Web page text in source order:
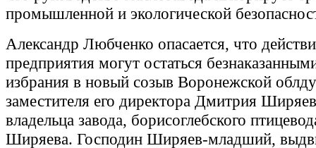
промышленной и экологической
Александр Любченко опасается, что
предприятия могут остаться
избрания в новый созыв Воронежской
заместителя его директора Дмитрия
владельца завода, борисоглебского
Ширяева. Господин Ширяев-младший,